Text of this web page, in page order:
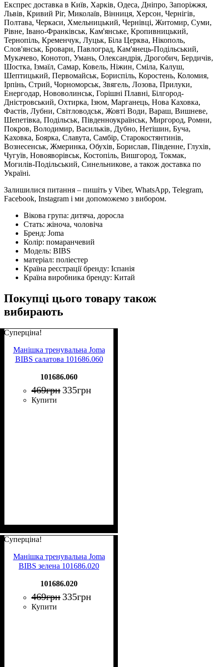
Експрес доставка в Київ, Харків, Одеса, Дніпро, Запоріжжя,
Львів, Кривий Ріг, Миколаїв, Вінниця, Херсон, Чернігів,
Полтава, Черкаси, Хмельницький, Чернівці, Житомир, Суми,
Рівне, Івано-Франківськ, Кам'янське, Кропивницький,
Тернопіль, Кременчук, Луцьк, Біла Церква, Нікополь,
Слов'янськ, Бровари, Павлоград, Кам'янець-Подільський,
Мукачево, Конотоп, Умань, Олександрія, Дрогобич, Бердичів,
Шостка, Ізмаїл, Самар, Ковель, Ніжин, Сміла, Калуш,
Шептицький, Первомайськ, Бориспіль, Коростень, Коломия,
Ірпінь, Стрий, Чорноморськ, Звягель, Лозова, Прилуки,
Енергодар, Нововолинськ, Горішні Плавні, Білгород-
Дністровський, Охтирка, Ізюм, Марганець, Нова Каховка,
Фастів, Лубни, Світловодськ, Жовті Води, Вараш, Вишневе,
Шепетівка, Подільськ, Південноукраїнськ, Миргород, Ромни,
Покров, Володимир, Васильків, Дубно, Нетішин, Буча,
Каховка, Боярка, Славута, Самбір, Старокостянтинів,
Вознесенськ, Жмеринка, Обухів, Борислав, Південне, Глухів,
Чугуїв, Новояворівськ, Костопіль, Вишгород, Токмак,
Могилів-Подільський, Синельникове, а також доставка по
Україні.
Залишилися питання – пишіть у Viber, WhatsApp, Telegram,
Facebook, Instagram і ми допоможемо з вибором.
Вікова група: дитяча, доросла
Стать: жіноча, чоловіча
Бренд: Joma
Колір: помаранчевий
Модель: BIBS
матеріал: поліестер
Країна реєстрації бренду: Іспанія
Країна виробника бренду: Китай
Покупці цього товару також
вибирають
Суперціна!
Манішка тренувальна Joma
BIBS салатова 101686.060
101686.060
469грн 335грн
Купити
Суперціна!
Манішка тренувальна Joma
BIBS зелена 101686.020
101686.020
469грн 335грн
Купити